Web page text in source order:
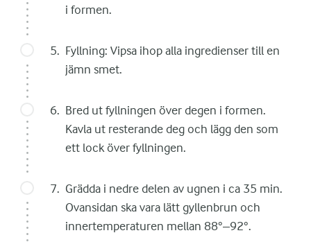
i formen.
Fyllning: Vipsa ihop alla ingredienser till en
jämn smet.
Bred ut fyllningen över degen i formen.
Kavla ut resterande deg och lägg den som
ett lock över fyllningen.
Grädda i nedre delen av ugnen i ca 35 min.
Ovansidan ska vara lätt gyllenbrun och
innertemperaturen mellan 88°–92°.